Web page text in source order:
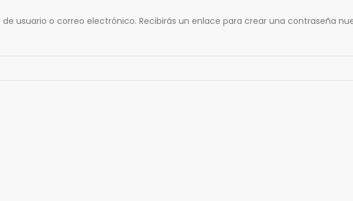
usuario o correo electrónico. Recibirás un enlace para crear una contraseña